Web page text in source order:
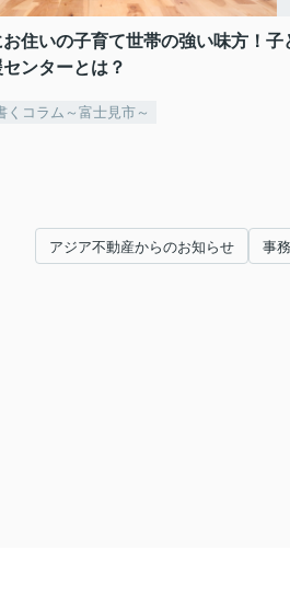
住いの子育て世帯の強い味方！子
ンターとは？
くコラム～富士見市～
アジア不動産からのお知らせ 事